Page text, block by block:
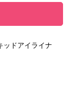
ッドアイライナ